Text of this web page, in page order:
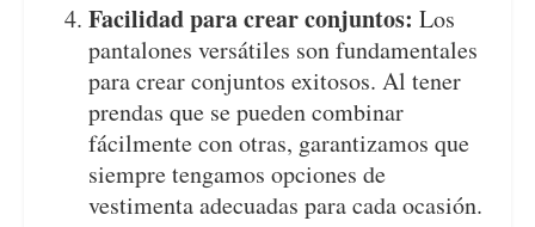
Facilidad para crear conjuntos: Los
pantalones versátiles son fundamentales
para crear conjuntos exitosos. Al tener
prendas que se pueden combinar
fácilmente con otras, garantizamos que
siempre tengamos opciones de
vestimenta adecuadas para cada ocasión.